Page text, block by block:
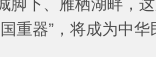
脚下、雁栖湖畔，
重器”，将成为中